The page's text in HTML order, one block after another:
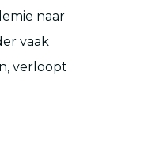
naar
vaak
verloopt